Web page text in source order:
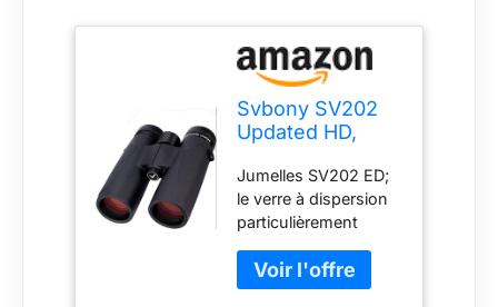
Svbony SV202
Updated HD,
BAK4 FMC
Compactes
Oiseaux
Jumelles SV202 ED;
le verre à dispersion
particulièrement
images avec de
petites franges de